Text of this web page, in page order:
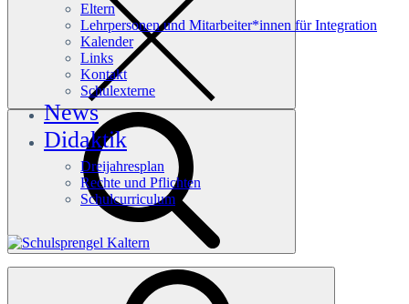
Eltern
Lehrpersonen und Mitarbeiter*innen für Integration
Kalender
Links
Kontakt
Schulexterne
News
Didaktik
Dreijahresplan
Rechte und Pflichten
Schulcurriculum
Häufige Suchanfragen